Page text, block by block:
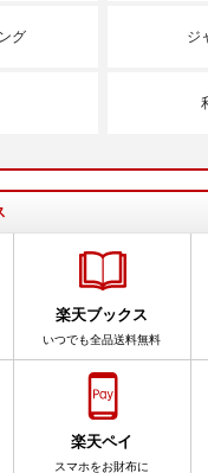
グ ジ
楽天ブックス
いつでも全品送料無料
楽天ペイ
スマホをお財布に